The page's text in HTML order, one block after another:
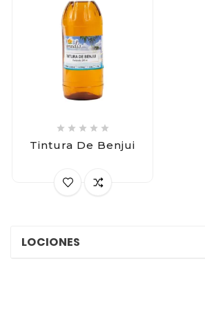
    
Tintura De Benjui
LOCIONES